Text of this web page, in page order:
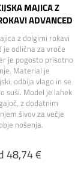
MAJICA Z
ADVANCED
z dolgimi rokavi
je odlična za vroče
je pogosto prisotno
Material je
odbija vlago in se
suši. Model je lahek
z dodatnim
šivov za večje
nošenja.
48,74 €